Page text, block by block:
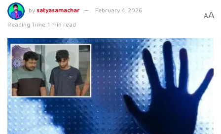
bysatyasamachar
February 4, 2026
Reading Time: 1 min read
AA